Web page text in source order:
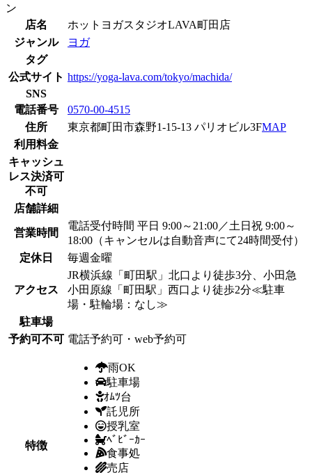
ン
店名
ホットヨガスタジオLAVA町田店
ジャンル
ヨガ
タグ
公式サイト https://yoga-lava.com/tokyo/machida/
SNS
電話番号
0570-00-4515
住所
東京都町田市森野1-15-13 パリオビル3FMAP
利用料金
キャッシュ
レス決済可
不可
店舗詳細
営業時間
電話受付時間 平日 9:00～21:00／土日祝 9:00～
18:00（キャンセルは自動音声にて24時間受付）
定休日
毎週金曜
アクセス
JR横浜線「町田駅」北口より徒歩3分、小田急
小田原線「町田駅」西口より徒歩2分≪駐車
場・駐輪場：なし≫
駐車場
予約可不可 電話予約可・web予約可
特徴
雨OK
駐車場
ｵﾑﾂ台
託児所
授乳室
ﾍﾞﾋﾞｰｶｰ
食事処
売店